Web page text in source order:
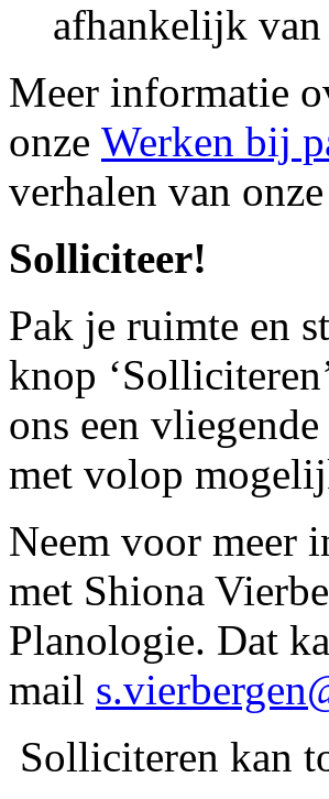
afhankelijk van
Meer informatie
onze Werken bij
verhalen van
Solliciteer!
Pak je ruimte en
knop
ons een
met volop
Neem voor meer
met Shiona
Planologie. Dat
mail
Solliciteren kan